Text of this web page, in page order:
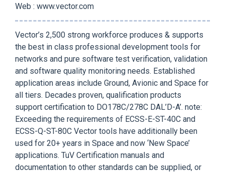
Web : www.vector.com
Vector’s 2,500 strong workforce produces & supports
the best in class professional development tools for
networks and pure software test verification, validation
and software quality monitoring needs. Established
application areas include Ground, Avionic and Space for
all tiers. Decades proven, qualification products
support certification to DO178C/278C DAL’D-A’. note:
Exceeding the requirements of ECSS-E-ST-40C and
ECSS-Q-ST-80C Vector tools have additionally been
used for 20+ years in Space and now ‘New Space’
applications. TuV Certification manuals and
documentation to other standards can be supplied, or